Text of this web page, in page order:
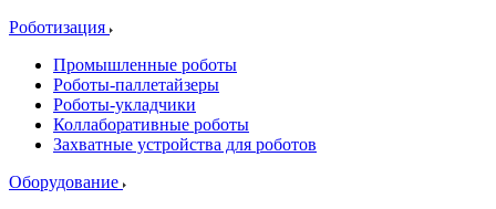
Роботизация
Промышленные роботы
Роботы-паллетайзеры
Роботы-укладчики
Коллаборативные роботы
Захватные устройства для роботов
Оборудование